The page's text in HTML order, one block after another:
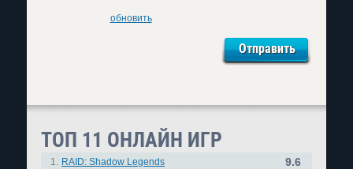
обновить
ТОП 11 ОНЛАЙН ИГР
1. RAID: Shadow Legends 9.6